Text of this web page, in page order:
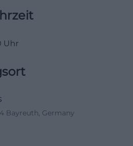
Uhr
Bayreuth, Germany